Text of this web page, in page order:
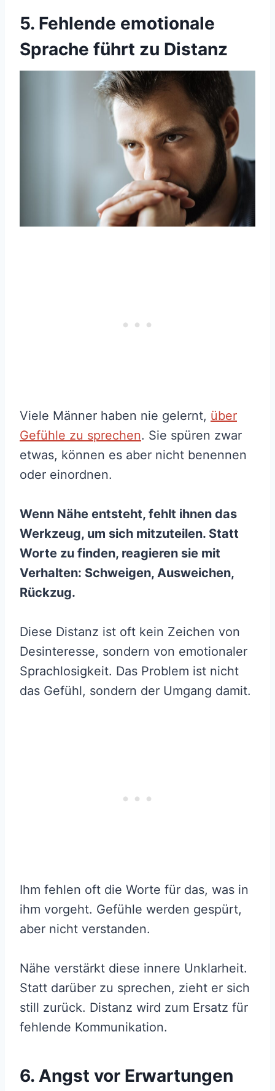
5. Fehlende emotionale
Sprache führt zu Distanz
Viele Männer haben nie gelernt, über
Gefühle zu sprechen. Sie spüren zwar
etwas, können es aber nicht benennen
oder einordnen.
Wenn Nähe entsteht, fehlt ihnen das
Werkzeug, um sich mitzuteilen. Statt
Worte zu finden, reagieren sie mit
Verhalten: Schweigen, Ausweichen,
Rückzug.
Diese Distanz ist oft kein Zeichen von
Desinteresse, sondern von emotionaler
Sprachlosigkeit. Das Problem ist nicht
das Gefühl, sondern der Umgang damit.
Ihm fehlen oft die Worte für das, was in
ihm vorgeht. Gefühle werden gespürt,
aber nicht verstanden.
Nähe verstärkt diese innere Unklarheit.
Statt darüber zu sprechen, zieht er sich
still zurück. Distanz wird zum Ersatz für
fehlende Kommunikation.
6. Angst vor Erwartungen